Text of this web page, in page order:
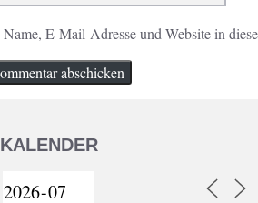
Name, E-Mail-Adresse und Website in
KALENDER